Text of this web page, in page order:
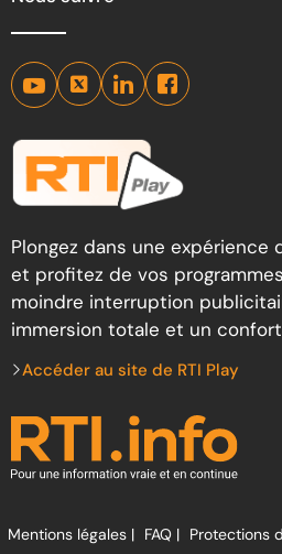
Plongez dans une expérience
et profitez de vos
moindre interruption
immersion totale et un
Accéder au site de RTI Play
Mentions légales | FAQ | Protections